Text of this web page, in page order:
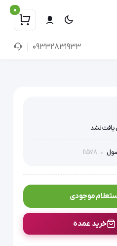
0
09332831933
یافت نشد
11578
موجودی
خرید عمده